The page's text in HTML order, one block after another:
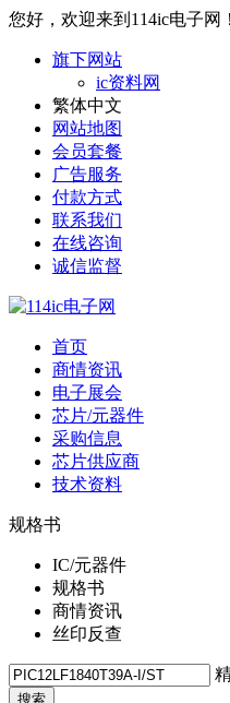
您好，欢迎来到114ic电子网
旗下网站
ic资料网
繁体中文
网站地图
会员套餐
广告服务
付款方式
联系我们
在线咨询
诚信监督
首页
商情资讯
电子展会
芯片/元器件
采购信息
芯片供应商
技术资料
规格书
IC/元器件
规格书
商情资讯
丝印反查